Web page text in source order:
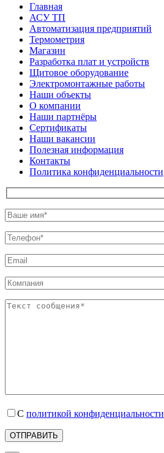
Главная
АСУ ТП
Автоматизация предприятий
Термометрия
Магазин
Разработка плат и устройств
Щитовое оборудование
Электромонтажные работы
Наши объекты
О компании
Наши партнёры
Сертификаты
Наши вакансии
Полезная информация
Контакты
Политика конфиденциальности
С политикой конфиденциальности